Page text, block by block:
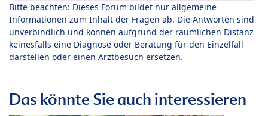
Bitte beachten: Dieses Forum bildet nur allgemeine
Informationen zum Inhalt der Fragen ab. Die Antworten sind
unverbindlich und können aufgrund der räumlichen Distanz
keinesfalls eine Diagnose oder Beratung für den Einzelfall
darstellen oder einen Arztbesuch ersetzen.
Das könnte Sie auch interessieren